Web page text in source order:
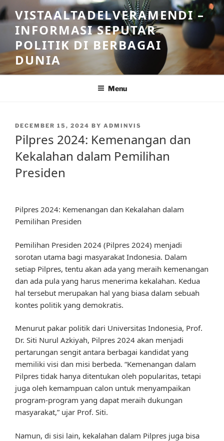
Skip
to
content
VISTAALTADELVERAMENDI –
INFORMASI SEPUTAR
POLITIK DI BERBAGAI
DUNIA
Menu
POSTED
ON
DECEMBER 15, 2024 BY ADMINVIS
Pilpres 2024: Kemenangan dan
Kekalahan dalam Pemilihan
Presiden
Pilpres 2024: Kemenangan dan Kekalahan dalam
Pemilihan Presiden
Pemilihan Presiden 2024 (Pilpres 2024) menjadi
sorotan utama bagi masyarakat Indonesia. Dalam
setiap Pilpres, tentu akan ada yang meraih kemenangan
dan ada pula yang harus menerima kekalahan. Kedua
hal tersebut merupakan hal yang biasa dalam sebuah
kontes politik yang demokratis.
Menurut pakar politik dari Universitas Indonesia, Prof.
Dr. Siti Nurul Azkiyah, Pilpres 2024 akan menjadi
pertarungan sengit antara berbagai kandidat yang
memiliki visi dan misi berbeda. “Kemenangan dalam
Pilpres tidak hanya ditentukan oleh popularitas, tetapi
juga oleh kemampuan calon untuk menyampaikan
program-program yang dapat meraih dukungan
masyarakat,” ujar Prof. Siti.
Namun, di sisi lain, kekalahan dalam Pilpres juga bisa